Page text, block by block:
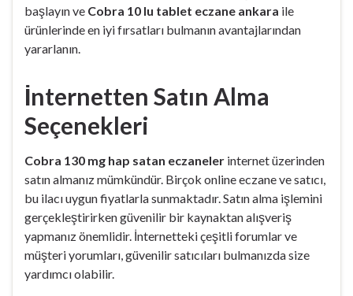
başlayın ve Cobra 10 lu tablet eczane ankara ile
ürünlerinde en iyi fırsatları bulmanın avantajlarından
yararlanın.
İnternetten Satın Alma
Seçenekleri
Cobra 130 mg hap satan eczaneler internet üzerinden
satın almanız mümkündür. Birçok online eczane ve satıcı,
bu ilacı uygun fiyatlarla sunmaktadır. Satın alma işlemini
gerçekleştirirken güvenilir bir kaynaktan alışveriş
yapmanız önemlidir. İnternetteki çeşitli forumlar ve
müşteri yorumları, güvenilir satıcıları bulmanızda size
yardımcı olabilir.